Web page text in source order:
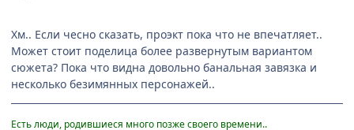
Хм.. Если чесно сказать, проэкт пока что не впечатляет..
Может стоит поделица более развернутым вариантом
сюжета? Пока что видна довольно банальная завязка и
несколько безимянных персонажей..
Есть люди, родившиеся много позже своего времени..